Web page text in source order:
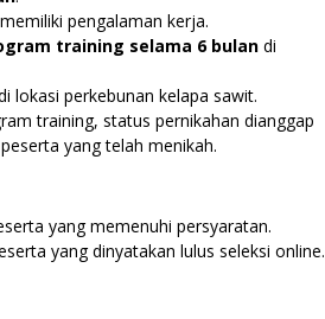
pengalaman kerja.
training selama 6 bulan di
lokasi perkebunan kelapa sawit.
training, status pernikahan dianggap
yang telah menikah.
yang memenuhi persyaratan.
yang dinyatakan lulus seleksi online.